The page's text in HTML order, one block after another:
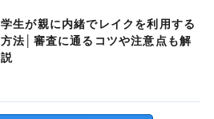
学生が親に内緒でレイクを利用する
方法│審査に通るコツや注意点も解
説